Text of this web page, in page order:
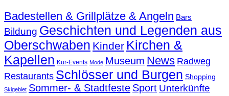
Badestellen & Grillplätze & Angeln Bars
Bildung Geschichten und Legenden aus
Oberschwaben Kinder Kirchen &
Kapellen Kur-Events Mode Museum News Radweg
Restaurants Schlösser und Burgen Shopping
Skigebiet Sommer- & Stadtfeste Sport Unterkünfte